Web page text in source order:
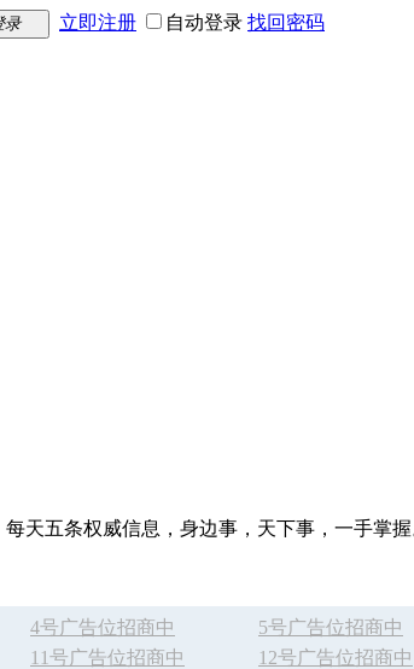
录 立即注册 自动登录 找回密码
天五条权威信息，身边事，天下事，一手掌握
4号广告位招商中 5号广告位招商中
11号广告位招商中 12号广告位招商中